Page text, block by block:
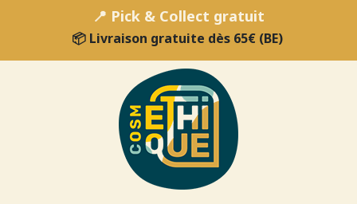
📍 Pick & Collect gratuit
📦 Livraison gratuite dès 65€ (BE)